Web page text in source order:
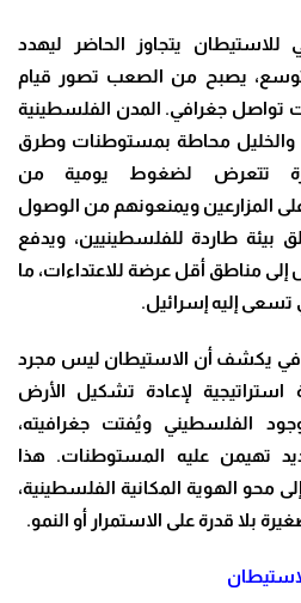
للاستيطان يتجاوز الحاضر ليهدد
يصبح من الصعب تصور قيام
تواصل جغرافي. المدن الفلسطينية
والخليل محاطة بمستوطنات وطرق
تتعرض لضغوط يومية من
المزارعين ويمنعونهم من الوصول
بيئة طاردة للفلسطينيين، ويدفع
إلى مناطق أقل عرضة للاعتداءات، ما
تسعى إليه إسرائيل.
يكشف أن الاستيطان ليس مجرد
لإعادة تشكيل الأرض
الفلسطيني ويُفتت جغرافيته،
تهيمن عليه المستوطنات. هذا
محو الهوية المكانية الفلسطينية،
بلا قدرة على الاستمرار أو النمو.